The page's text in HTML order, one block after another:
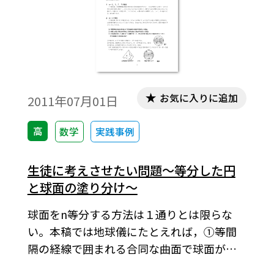
ディタ」が導入されていることが必要です。
無償ダウンロードはこちら→無償ダウンロ
2011年07月01日
高 数学 実践事例
お気に入りに追加
生徒に考えさせたい問題～等分した円
と球面の塗り分け～
球面をn等分する方法は１通りとは限らな
い。本稿では地球儀にたとえれば，①等間
隔の経線で囲まれる合同な曲面で球面が分